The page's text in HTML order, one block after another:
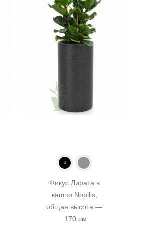
Фикус Лирата в
кашпо Nobilis,
общая высота —
170 см